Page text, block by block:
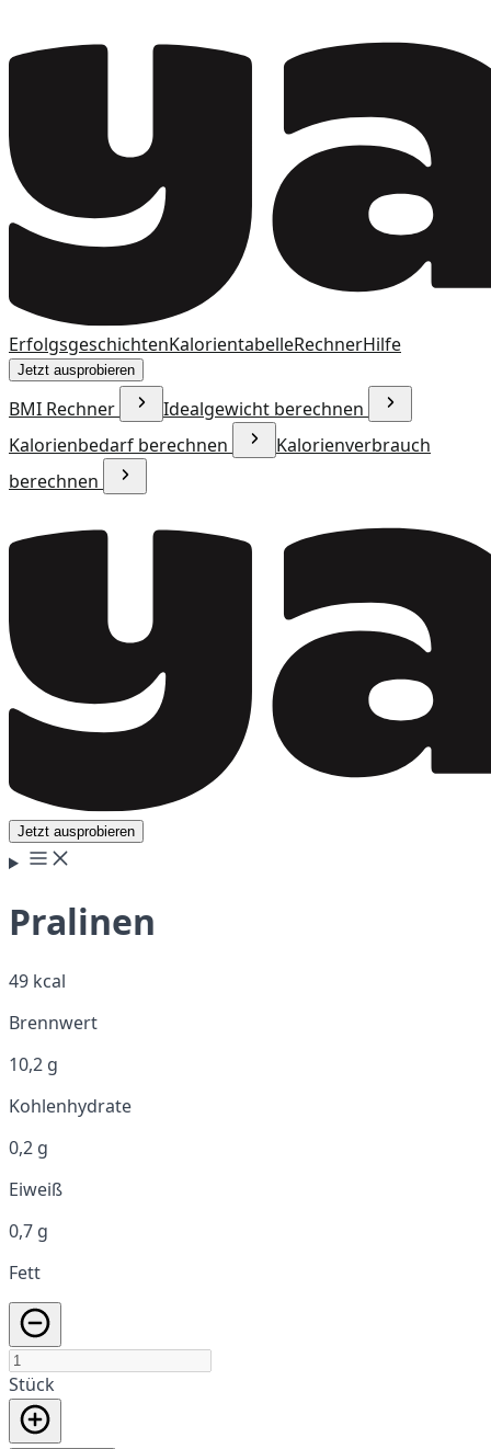
ErfolgsgeschichtenKalorientabelleRechnerHilfe
Jetzt ausprobieren
BMI Rechner
Idealgewicht berechnen
Kalorienbedarf berechnen
Kalorienverbrauch
berechnen
Jetzt ausprobieren
Pralinen
49 kcal
Brennwert
10,2 g
Kohlenhydrate
0,2 g
Eiweiß
0,7 g
Fett
Stück